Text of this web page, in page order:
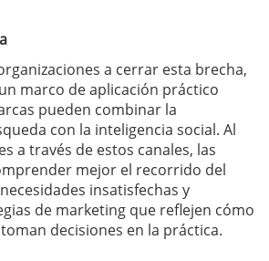
a cerrar esta brecha,
marco de aplicación práctico
pueden combinar la
con la inteligencia social. Al
a través de estos canales, las
mejor el recorrido del
insatisfechas y
de marketing que reflejen cómo
decisiones en la práctica.